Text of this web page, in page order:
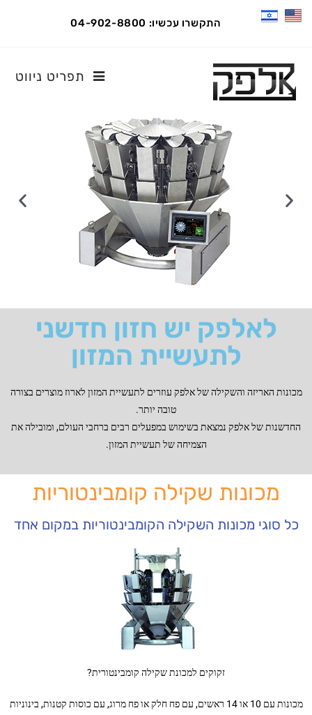
התקשרו עכשיו: 04-902-8800
תפריט ניווט
לאלפק יש חזון חדשני
לתעשיית המזון
מכונות האריזה והשקילה של אלפק עוזרים לתעשיית המזון לארוז מוצרים בצורה
טובה יותר.
החדשנות של אלפק נמצאת בשימוש במפעלים רבים ברחבי העולם, ומובילה את
הצמיחה של תעשיית המזון.
מכונות שקילה קומבינטוריות
כל סוגי מכונות השקילה הקומבינטוריות במקום אחד
זקוקים למכונת שקילה קומבינטורית?
מכונות עם 10 או 14 ראשים, עם פח חלק או פח מרוג, עם כוסות קטנות, בינוניות